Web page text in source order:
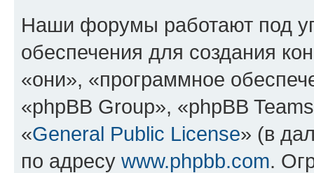
Наши форумы работают под
обеспечения для создания
«они», «программное
«phpBB Group», «phpBB
«General Public License» (в
по адресу www.phpbb.com.